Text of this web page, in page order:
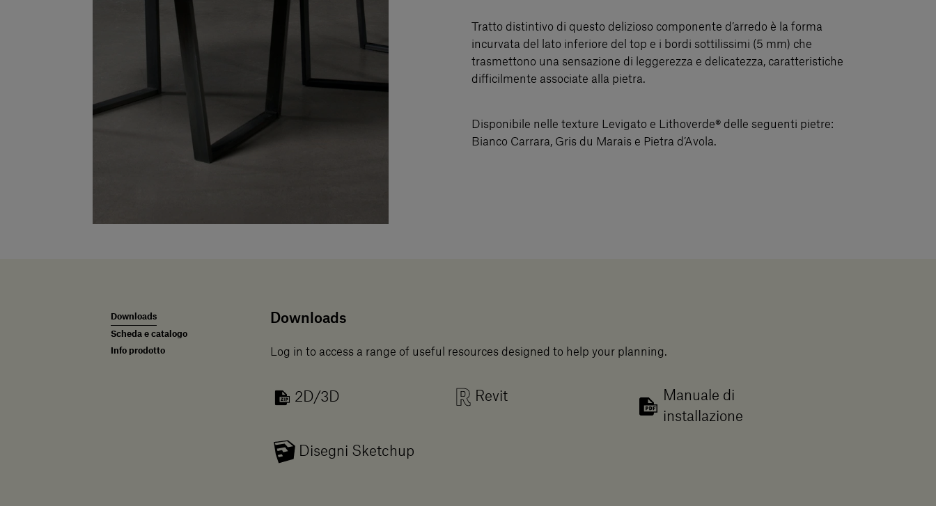
Tratto distintivo di questo delizioso componente d’arredo è la forma
incurvata del lato inferiore del top e i bordi sottilissimi (5 mm) che
trasmettono una sensazione di leggerezza e delicatezza, caratteristiche
difficilmente associate alla pietra.
Disponibile nelle texture Levigato e Lithoverde® delle seguenti pietre:
Bianco Carrara, Gris du Marais e Pietra d’Avola.
Downloads
Scheda e catalogo
Info prodotto
Downloads
Log in to access a range of useful resources designed to help your planning.
2D/3D Revit
Manuale di
installazione
Disegni Sketchup